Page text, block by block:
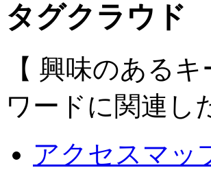
タグクラウド
【 興味のある
ワードに関連し
アクセスマッ